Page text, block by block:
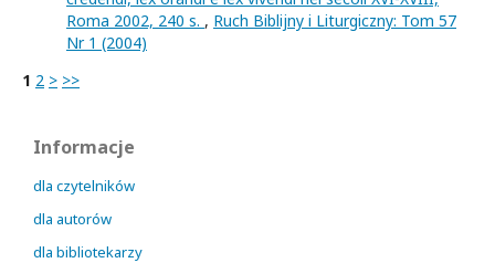
Roma 2002, 240 s. , Ruch Biblijny i Liturgiczny: Tom 57
Nr 1 (2004)
1 2 > >>
Informacje
dla czytelników
dla autorów
dla bibliotekarzy